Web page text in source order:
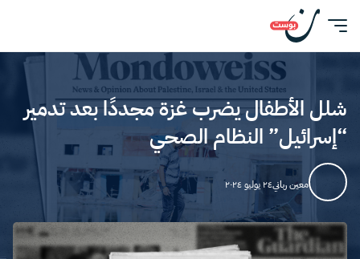
شلل الأطفال يضرب غزة مجددًا بعد تدمير
“إسرائيل” النظام الصحي
معين رباني٢٤ يوليو ٢٠٢٤